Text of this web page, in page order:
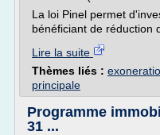
La loi Pinel permet
bénéficiant de réduction
Lire la suite
Thèmes liés :
principale
Programme
31 ...